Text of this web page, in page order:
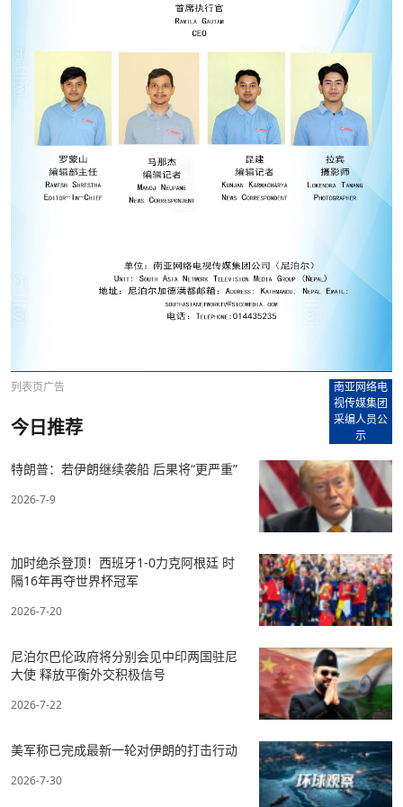
列表页广告
南亚网络电
视传媒集团
采编人员公
示
今日推荐
特朗普：若伊朗继续袭船 后果将“更严重”
2026-7-9
加时绝杀登顶！西班牙1-0力克阿根廷 时
隔16年再夺世界杯冠军
2026-7-20
尼泊尔巴伦政府将分别会见中印两国驻尼
大使 释放平衡外交积极信号
2026-7-22
美军称已完成最新一轮对伊朗的打击行动
2026-7-30